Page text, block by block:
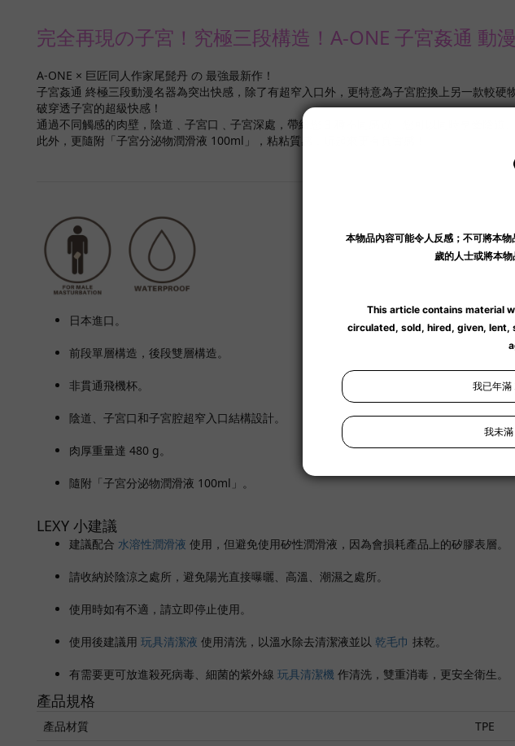
完全再現の子宮！究極三段構造！ A-ONE 子宮姦通 動
A-ONE × 巨匠同人作家尾髭丹 の 最強最新作！
子宮姦通 終極三段動漫名器為突出快感，除了有超窄入口外，更特意為子宮腔換上另一款較硬
破穿透子宮的超級快感！
通過不同觸感的肉壁， 陰道﹑子宮口﹑子宮深處，帶給您 3 種不同感覺。您可以同時享受陰道
此外，更隨附「子宮分泌物潤滑液 100ml」，粘粘質感，玩起來更有真實感！
日本進口。
前段單層構造，後段雙層構造。
非貫通飛機杯。
陰道、子宮口和子宮腔超窄入口結構設計。
肉厚重量達 480 g。
隨附「子宮分泌物潤滑液 100ml」。
LEXY 小建議
建議配合 水溶性潤滑液 使用，但避免使用矽性潤滑液，因為會損耗產品上的矽膠表層。
請收納於陰涼之處所，避免陽光直接曝曬、高溫、潮濕之處所。
使用時如有不適，請立即停止使用。
使用後建議用 玩具清潔液 使用清洗，以溫水除去清潔液並以 乾毛巾 抺乾。
有需要更可放進殺死病毒、細菌的紫外線 玩具清潔機 作清洗，雙重消毒，更安全衛生。
產品規格
產品材質
TPE